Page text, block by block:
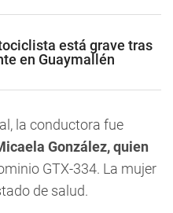
está grave tras
en Guaymallén
la conductora fue
González, quien
GTX-334. La mujer
de salud.